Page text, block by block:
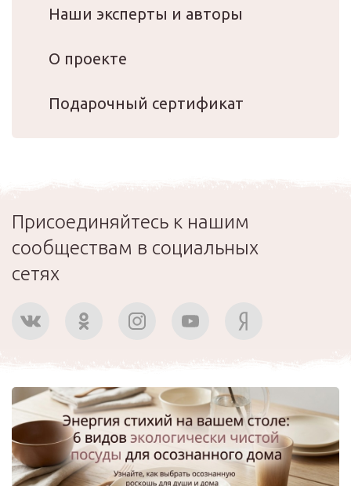
Наши эксперты и авторы
О проекте
Подарочный сертификат
Присоединяйтесь к нашим
сообществам в социальных
сетях